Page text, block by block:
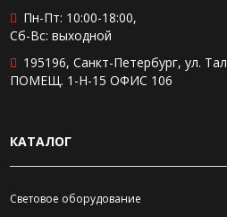
города России.
Пн-Пт: 10:00-18:00,
Сб-Вс: выходной
195196, Санкт-Петербург, ул.
ПОМЕЩ. 1-Н-15 ОФИС 106
КАТАЛОГ
Световое оборудование